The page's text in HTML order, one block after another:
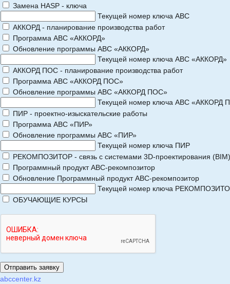
Замена HASP - ключа
Текущей номер ключа АВС
АККОРД - планирование производства работ
Программа АВС «АККОРД»
Обновление программы АВС «АККОРД»
Текущей номер ключа АВС «АККОРД»
АККОРД ПОС - планирование производства работ
Программа АВС «АККОРД ПОС»
Обновление программы АВС «АККОРД ПОС»
Текущей номер ключа АВС «АККОРД
ПИР - проектно-изыскательские работы
Программа АВС «ПИР»
Обновление программы АВС «ПИР»
Текущей номер ключа ПИР
РЕКОМПОЗИТОР - связь с системами 3D-проектирования (BIM)
Программный продукт АВС-рекомпозитор
Обновление Программный продукт АВС-рекомпозитор
Текущей номер ключа
ОБУЧАЮЩИЕ КУРСЫ
abccenter.kz